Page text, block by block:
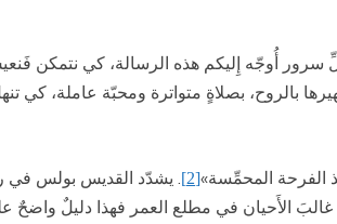
بكلِّ سرور أُوجّه إِليكم هذه الرسالة، كي نتمكن
بالروح، بصلاةٍ متواترة ومحبّة عاملة، كي
الفرحة المحمِّسة»[2]
. يشدّد القديس بولس في
غالبَ الأَحيان في مطلع العمر فهذا دليلٌ واضحٌ